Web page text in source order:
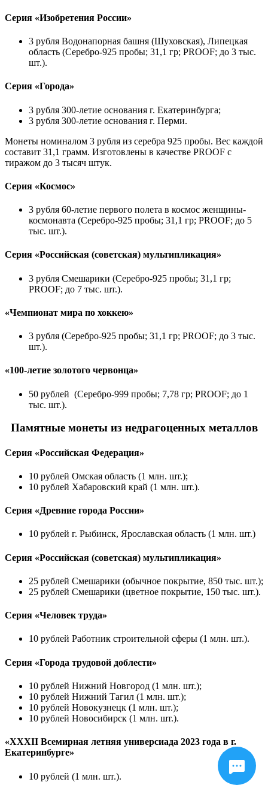
Серия «Изобретения России»
3 рубля Водонапорная башня (Шуховская), Липецкая
область (Серебро-925 пробы; 31,1 гр; PROOF; до 3 тыс.
шт.).
Серия «Города»
3 рубля 300-летие основания г. Екатеринбурга;
3 рубля 300-летие основания г. Перми.
Монеты номиналом 3 рубля из серебра 925 пробы. Вес каждой
составит 31,1 грамм. Изготовлены в качестве PROOF с
тиражом до 3 тысяч штук.
Серия «Космос»
3 рубля 60-летие первого полета в космос женщины-
космонавта (Серебро-925 пробы; 31,1 гр; PROOF; до 5
тыс. шт.).
Серия «Российская (советская) мультипликация»
3 рубля Смешарики (Серебро-925 пробы; 31,1 гр;
PROOF; до 7 тыс. шт.).
«Чемпионат мира по хоккею»
3 рубля (Серебро-925 пробы; 31,1 гр; PROOF; до 3 тыс.
шт.).
«100-летие золотого червонца»
50 рублей (Серебро-999 пробы; 7,78 гр; PROOF; до 1
тыс. шт.).
Памятные монеты из недрагоценных металлов
Серия «Российская Федерация»
10 рублей Омская область (1 млн. шт.);
10 рублей Хабаровский край (1 млн. шт.).
Серия «Древние города России»
10 рублей г. Рыбинск, Ярославская область (1 млн. шт.)
Серия «Российская (советская) мультипликация»
25 рублей Смешарики (обычное покрытие, 850 тыс. шт.);
25 рублей Смешарики (цветное покрытие, 150 тыс. шт.).
Серия «Человек труда»
10 рублей Работник строительной сферы (1 млн. шт.).
Серия «Города трудовой доблести»
10 рублей Нижний Новгород (1 млн. шт.);
10 рублей Нижний Тагил (1 млн. шт.);
10 рублей Новокузнецк (1 млн. шт.);
10 рублей Новосибирск (1 млн. шт.).
«XXXII Всемирная летняя универсиада 2023 года в г.
Екатеринбурге»
10 рублей (1 млн. шт.).